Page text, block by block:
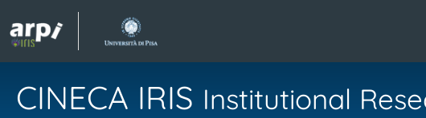
CINECA IRIS Institutional